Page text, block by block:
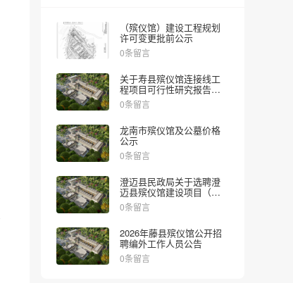
（殡仪馆）建设工程规划
许可变更批前公示
0条留言
关于寿县殡仪馆连接线工
程项目可行性研究报告的
批复
0条留言
龙南市殡仪馆及公墓价格
公示
0条留言
澄迈县民政局关于选聘澄
迈县殡仪馆建设项目（一
期）社会稳定风险评估机
构的公告
0条留言
2026年藤县殡仪馆公开招
聘编外工作人员公告
0条留言